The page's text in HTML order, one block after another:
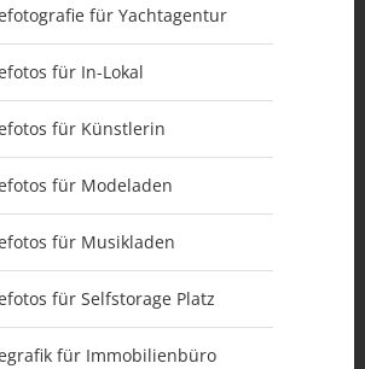
für Yachtagentur
für In-Lokal
für Künstlerin
für Modeladen
für Musikladen
für Selfstorage Platz
für Immobilienbüro